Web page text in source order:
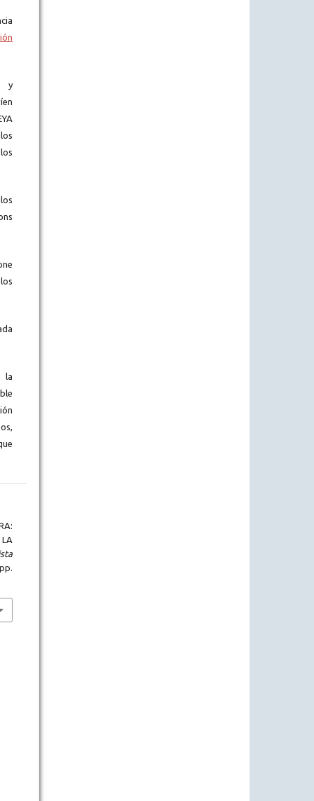
y
la